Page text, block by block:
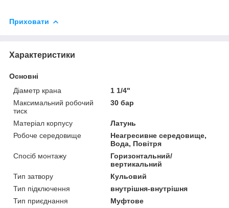
Приховати
Характеристики
Основні
Діаметр крана
1 1/4"
Максимальний робочий
тиск
30 бар
Матеріал корпусу
Латунь
Робоче середовище
Неагресивне середовище,
Вода, Повітря
Спосіб монтажу
Горизонтальний/
вертикальний
Тип затвору
Кульовий
Тип підключення
внутрішня-внутрішня
Тип приєднання
Муфтове